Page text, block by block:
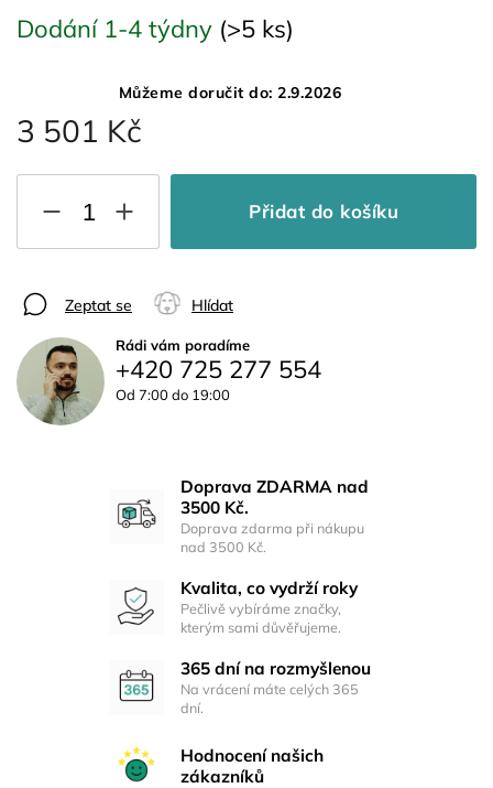
3 501 Kč
Dodání 1-4 týdny (>5 ks)
Můžeme doručit do: 2.9.2026
Přidat do košíku
Zeptat se Hlídat
Rádi vám poradíme
+420 725 277 554
Od 7:00 do 19:00
Doprava ZDARMA nad
3500 Kč.
Doprava zdarma při nákupu
nad 3500 Kč.
Kvalita, co vydrží roky
Pečlivě vybíráme značky,
kterým sami důvěřujeme.
365 dní na rozmyšlenou
Na vrácení máte celých 365
dní.
Hodnocení našich
zákazníků